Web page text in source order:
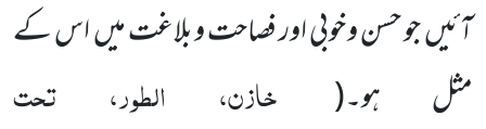
آئیں جو حسن و خوبی اور فصاحت و بلاغت میں اس کے
مثل ہو۔(
خازن، الطور، تحت